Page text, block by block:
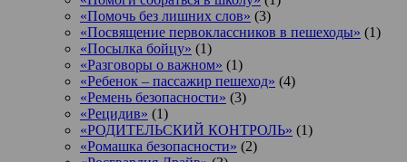
«Помочь без лишних слов» (3)
«Посвящение первоклассников в пешеходы» (1)
«Посылка бойцу» (1)
«Разговоры о важном» (1)
«Ребенок – пассажир пешеход» (4)
«Ремень безопасности» (3)
«Рецидив» (1)
«РОДИТЕЛЬСКИЙ КОНТРОЛЬ» (1)
«Ромашка безопасности» (2)